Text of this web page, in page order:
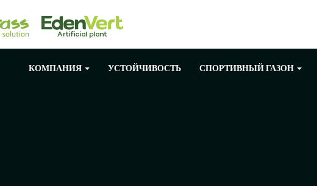
КОМПАНИЯ УСТОЙЧИВОСТЬ СПОРТИВНЫЙ ГАЗОН